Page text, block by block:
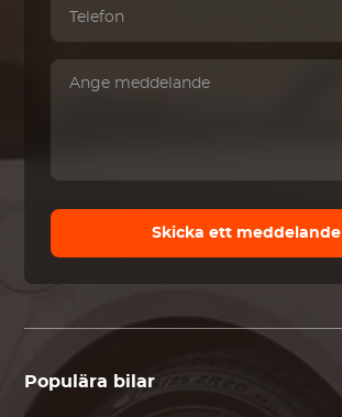
Skicka ett meddelande
Populära bilar